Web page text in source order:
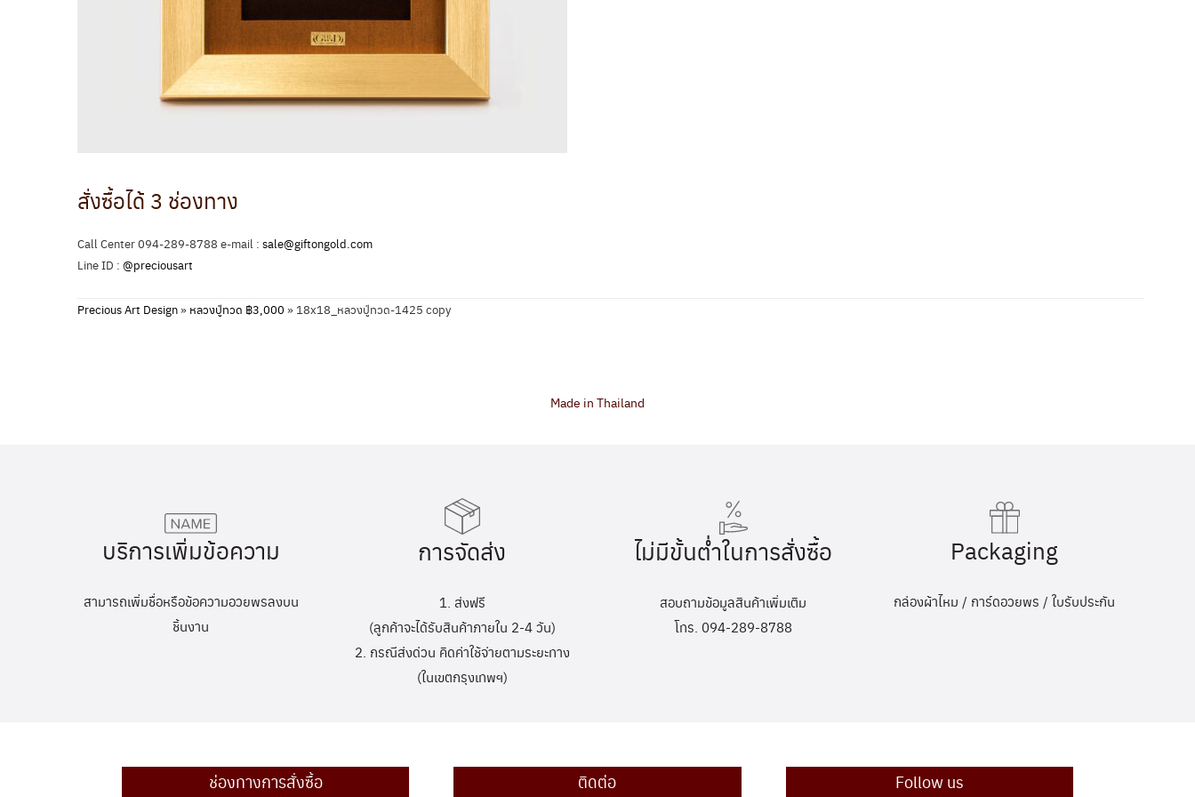
สั่งซื้อได้ 3 ช่องทาง
Call Center 094-289-8788 e-mail : sale@giftongold.com
Line ID : @preciousart
Precious Art Design» หลวงปู่ทวด ฿3,000 » 18x18_หลวงปู่ทวด-1425 copy
Made in Thailand
บริการเพิ่มข้อความ
สามารถเพิ่มชื่อหรือข้อความอวยพรลงบน
ชิ้นงาน
การจัดส่ง
1. ส่งฟรี
(ลูกค้าจะได้รับสินค้าภายใน 2-4 วัน)
2. กรณีส่งด่วน คิดค่าใช้จ่ายตามระยะทาง
(ในเขตกรุงเทพฯ)
ไม่มีขั้นต่ำในการสั่งซื้อ
สอบถามข้อมูลสินค้าเพิ่มเติม
โทร. 094-289-8788
Packaging
กล่องผ้าไหม / การ์ดอวยพร / ใบรับประกัน
ช่องทางการสั่งซื้อ ติดต่อ Follow us